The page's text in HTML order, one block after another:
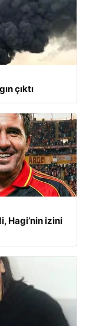
çıktı
Hagi’nin izini